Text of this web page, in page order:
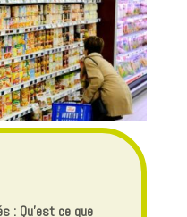
: Qu’est ce que